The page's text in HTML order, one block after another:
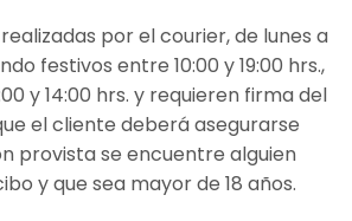
por el courier, de lunes a
festivos entre 10:00 y 19:00 hrs.,
y 14:00 hrs. y requieren firma del
el cliente deberá asegurarse
provista se encuentre alguien
y que sea mayor de 18 años.